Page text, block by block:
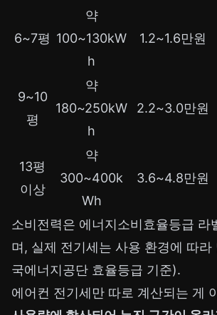
6~7평
약
100~130kW
h
1.2~1.6만원
9~10
평
약
180~250kW
h
2.2~3.0만원
13평
이상
약
300~400k
Wh
3.6~4.8만원
소비전력은 에너지소비효율등급 라
며, 실제 전기세는 사용 환경에 따
국에너지공단 효율등급 기준).
에어컨 전기세만 따로 계산되는 게